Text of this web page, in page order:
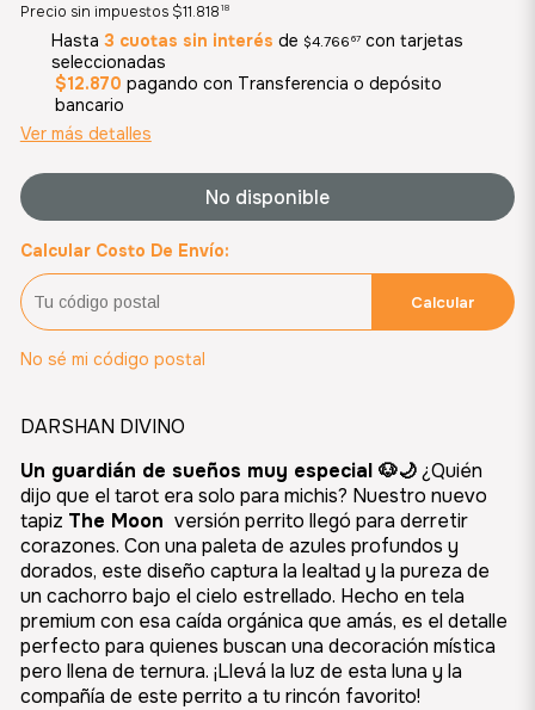
Precio sin impuestos $11.818 18
Hasta 3 cuotas sin interés de $4.766 67con tarjetas
seleccionadas
$12.870 pagando con Transferencia o depósito
bancario
Ver más detalles
No disponible
Calcular Costo De Envío:
Calcular
No sé mi código postal
DARSHAN DIVINO
Un guardián de sueños muy especial 🐶🌙¿Quién
dijo que el tarot era solo para michis? Nuestro nuevo
tapiz The Moon versión perrito llegó para derretir
corazones. Con una paleta de azules profundos y
dorados, este diseño captura la lealtad y la pureza de
un cachorro bajo el cielo estrellado. Hecho en tela
premium con esa caída orgánica que amás, es el detalle
perfecto para quienes buscan una decoración mística
pero llena de ternura. ¡Llevá la luz de esta luna y la
compañía de este perrito a tu rincón favorito!